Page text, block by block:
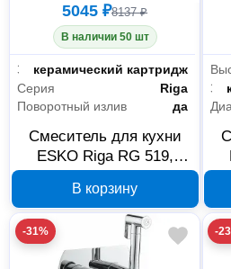
5045 ₽8137 ₽
В наличии 50 шт
Запорный клапанкерамический картридж
Серия
Riga
Поворотный излив
да
Смеситель для кухни
ESKO Riga RG 519,
В корзину
Запорный клапан
-31% -